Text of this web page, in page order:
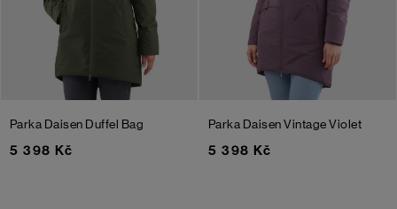
Parka Daisen Duffel Bag
5 398 Kč
Parka DaisenVintage Violet
5 398 Kč